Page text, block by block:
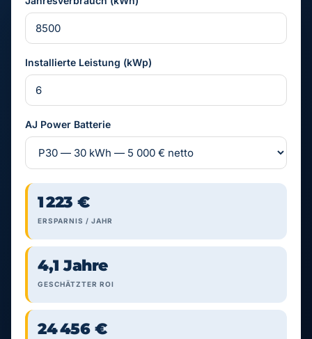
Installierte Leistung (kWp)
AJ Power Batterie
1 223 €
ERSPARNIS / JAHR
4,1 Jahre
GESCHÄTZTER ROI
24 456 €